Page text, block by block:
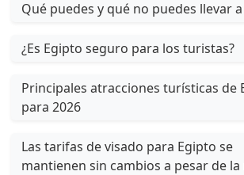
Qué puedes y qué no puedes llevar
¿Es Egipto seguro para los turistas?
Principales atracciones turísticas de
para 2026
Las tarifas de visado para Egipto se
mantienen sin cambios a pesar de la